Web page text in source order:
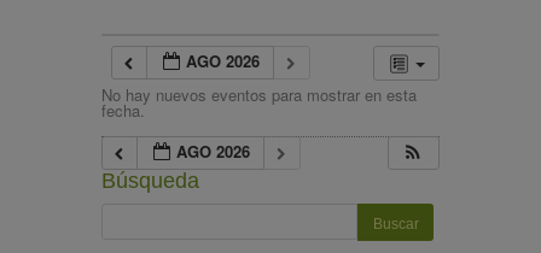
AGO 2026
No hay nuevos eventos para mostrar en esta
fecha.
AGO 2026
Búsqueda